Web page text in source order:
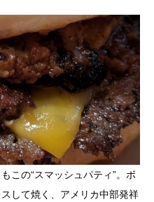
この“スマッシュパティ”。ボ
して焼く、アメリカ中部発祥